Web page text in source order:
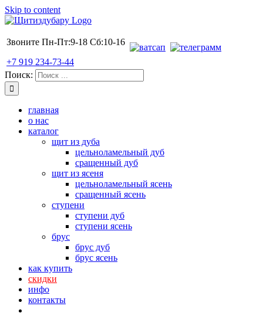
Skip to content
Звоните Пн-Пт:9-18 Сб:10-16
+7 919 234-73-44
Поиск:
главная
о нас
каталог
щит из дуба
цельноламельный дуб
сращенный дуб
щит из ясеня
цельноламельный ясень
сращенный ясень
ступени
ступени дуб
ступени ясень
брус
брус дуб
брус ясень
как купить
скидки
инфо
контакты